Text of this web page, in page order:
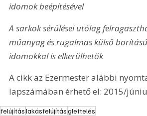
idomok beépítésével
A sarkok sérülései utólag
műanyag és rugalmas külső
idomokkal is elkerülhetők
A cikk az Ezermester alábbi
lapszámában érhető el: 2015/
felújításlakásfelújításglettelés